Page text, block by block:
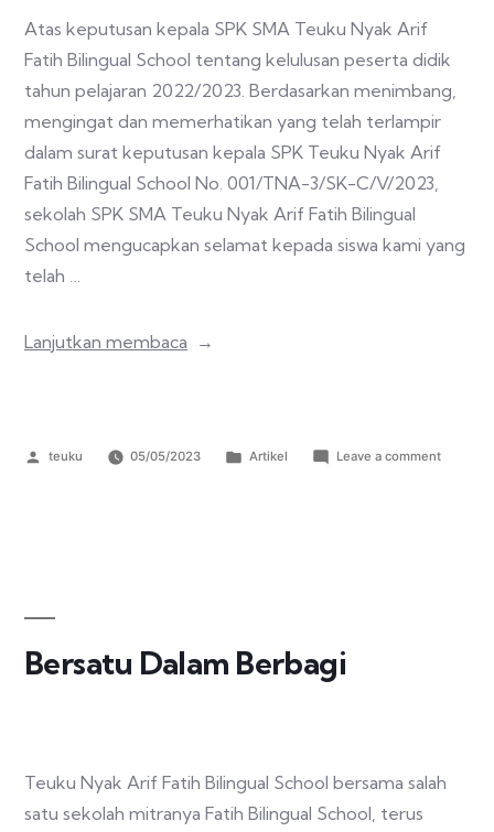
Atas keputusan kepala SPK SMA Teuku Nyak Arif
Fatih Bilingual School tentang kelulusan peserta didik
tahun pelajaran 2022/2023. Berdasarkan menimbang,
mengingat dan memerhatikan yang telah terlampir
dalam surat keputusan kepala SPK Teuku Nyak Arif
Fatih Bilingual School No. 001/TNA-3/SK-C/V/2023,
sekolah SPK SMA Teuku Nyak Arif Fatih Bilingual
School mengucapkan selamat kepada siswa kami yang
telah …
Lanjutkan membaca
teuku 05/05/2023 Artikel Leave a comment
Bersatu Dalam Berbagi
Teuku Nyak Arif Fatih Bilingual School bersama salah
satu sekolah mitranya Fatih Bilingual School, terus